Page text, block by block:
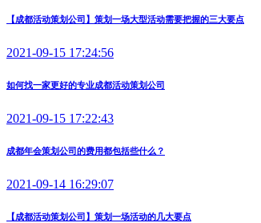
【成都活动策划公司】策划一场大型活动需要把握的三大要点
2021-09-15 17:24:56
如何找一家更好的专业成都活动策划公司
2021-09-15 17:22:43
成都年会策划公司的费用都包括些什么？
2021-09-14 16:29:07
【成都活动策划公司】策划一场活动的几大要点